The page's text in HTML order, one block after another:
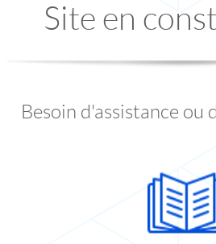
Site en
Besoin d'assistance ou